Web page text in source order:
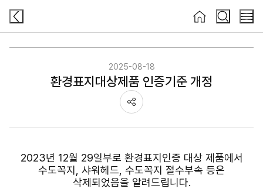
검색 검색 메뉴
2025-08-18
환경표지대상제품 인증기준 개정
공유하기
2023년 12월 29일부로 환경표지인증 대상 제품에서
수도꼭지, 샤워헤드, 수도꼭지 절수부속 등은
삭제되었음을 알려드립니다.